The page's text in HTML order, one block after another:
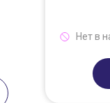
Нет в